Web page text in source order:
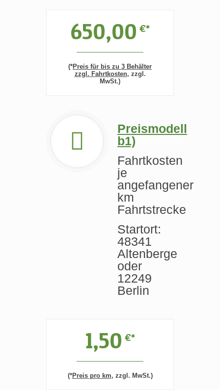
650,00 €*
(*Preis für bis zu 3 Behälter
zzgl. Fahrtkosten, zzgl.
MwSt.)
Preismodell
b1)
Fahrtkosten
je
angefangener
km
Fahrtstrecke
Startort:
48341
Altenberge
oder
12249
Berlin
1,50 €*
(*Preis pro km, zzgl. MwSt.)